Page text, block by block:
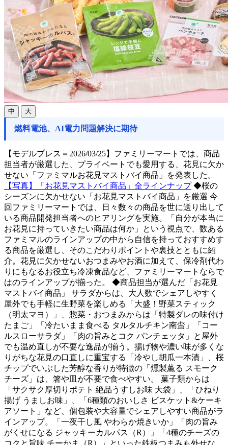
中 大
燃料電池、AI電力問題解決に期待
【モデルプレス＝2026/03/25】ファミリーマートでは、商品
担当者が厳選した、プライベートでも愛用する、花見に欠か
せない「ファミマルお花見マストバイ商品」を発表した。
【写真】「お花見マストバイ商品」全ラインナップ◆桜の
シーズンに欠かせない「お花見マストバイ商品」を厳選 今
回ファミリーマートでは、日々数々の商品を世に送り出して
いる商品開発担当者へのヒアリングを実施。「自分が本当に
お花見に持っていきたい商品は何か」という視点で、数ある
ファミマルのラインアップの中から自信を持っておすすめす
る商品を厳選し、そのこだわりポイントや裏技とともに紹
介。花見に欠かせないおつまみやお酒に加えて、保冷剤代わ
りにもなるお役立ち冷凍食品など、ファミリーマートならで
はのラインアップが揃った。 ◆商品担当が選んだ「お花見
マストバイ商品」 サラダからは、大人数でシェアしやすく
屋外でも手軽に生野菜を楽しめる「大盛！野菜スティック
（明太マヨ）」、惣菜・おつまみからは「特製ダレの味付け
たまご」「冷たいまま食べる タルタルチキン南蛮」「コー
ルスローサラダ」「肉の旨みとコク パンチェッタ」と屋外
でも温め直しが不要な逸品が揃う。揚げ物や濃い味が多くな
りがちな花見の口直しに重宝する「冷やし胡瓜一本漬」、桜
チップでいぶした芳醇な香りが特徴の「燻製薫る スモーク
チーズ」は、箸や皿が不要で食べやすい。 菓子類からは
「サクサク厚切りポテト 絶品うすしお味 大袋」、「ひねり
揚げ うましお味」、「6種類のおいしさ ビスケット&ケーキ
アソート」など、個包装や大容量でシェアしやすい商品がラ
インアップ。「一夜干し風 やわらか焼きいか」「肉の旨み
がくせになる ジャッキーカルパス（R）」「4種のチーズの
コクと旨味 チーかま（R）」といった鉄板つまみも外せな